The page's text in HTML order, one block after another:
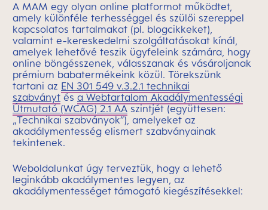
A MAM egy olyan online platformot működtet,
amely különféle terhességgel és szülői szereppel
kapcsolatos tartalmakat (pl. blogcikkeket),
valamint e-kereskedelmi szolgáltatásokat kínál,
amelyek lehetővé teszik ügyfeleink számára, hogy
online böngésszenek, válasszanak és vásároljanak
prémium babatermékeink közül. Törekszünk
tartani az EN 301 549 v.3.2.1 technikai
szabványt és a Webtartalom Akadálymentességi
Útmutató (WCAG) 2.1 AA szintjét (együttesen:
„Technikai szabványok”), amelyeket az
akadálymentesség elismert szabványainak
tekintenek.
Weboldalunkat úgy terveztük, hogy a lehető
leginkább akadálymentes legyen, az
akadálymentességet támogató kiegészítésekkel: